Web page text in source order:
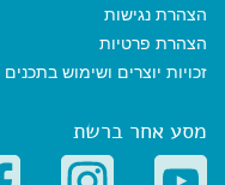
הצהרת נגישות
הצהרת פרטיות
זכויות יוצרים ושימוש בתכנים
מסע אחר ברשת